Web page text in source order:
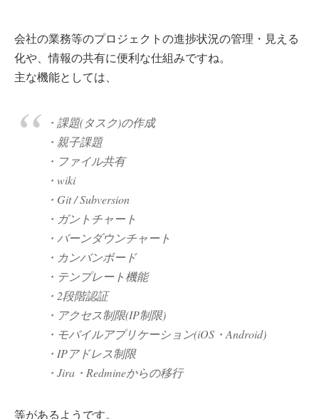
会社の業務等のプロジェクトの進捗状況の管理・見える
化や、情報の共有に便利な仕組みですね。
主な機能としては、
・課題(タスク)の作成
・親子課題
・ファイル共有
・wiki
・Git / Subversion
・ガントチャート
・バーンダウンチャート
・カンバンボード
・テンプレート機能
・2段階認証
・アクセス制限(IP制限)
・モバイルアプリケーション(iOS・Android)
・IPアドレス制限
・Jira・Redmineからの移行
等があるようです。